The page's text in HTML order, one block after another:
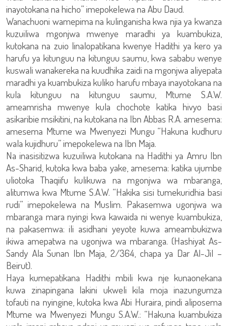
inayotokana na hicho” imepokelewa na Abu Daud.
Wanachuoni wamepima na kulinganisha kwa njia ya kwanza
kuzuiliwa mgonjwa mwenye maradhi ya kuambukiza,
kutokana na zuio linalopatikana kwenye Hadithi ya kero ya
harufu ya kitunguu na kitunguu saumu, kwa sababu wenye
kuswali wanakereka na kuudhika zaidi na mgonjwa aliyepata
maradhi ya kuambukiza kuliko harufu mbaya inayotokana na
kula kitunguu na kitunguu saumu, Mtume S.A.W.
ameamrisha mwenye kula chochote katika hivyo basi
asikaribie msikitini, na kutokana na Ibn Abbas R.A. amesema:
amesema Mtume wa Mwenyezi Mungu “Hakuna kudhuru
wala kujidhuru” imepokelewa na Ibn Maja.
Na inasisitizwa kuzuiliwa kutokana na Hadithi ya Amru Ibn
As-Sharid, kutoka kwa baba yake, amesema: katika ujumbe
uliotoka Thaqiifu kulikuwa na mgonjwa wa mbaranga,
alitumwa kwa Mtume S.A.W. “Hakika sisi tumekuridhia basi
rudi” imepokelewa na Muslim. Pakasemwa ugonjwa wa
mbaranga mara nyingi kwa kawaida ni wenye kuambukiza,
na pakasemwa: ili asidhani yeyote kuwa ameambukizwa
ikiwa amepatwa na ugonjwa wa mbaranga. (Hashiyat As-
Sandy Ala Sunan Ibn Maja, 2/364, chapa ya Dar Al-Jil –
Beirut).
Haya kumepatikana Hadithi mbili kwa nje kunaonekana
kuwa zinapingana lakini ukweli kila moja inazungumza
tofauti na nyingine, kutoka kwa Abi Huraira, pindi aliposema
Mtume wa Mwenyezi Mungu S.A.W.: “Hakuna kuambukiza